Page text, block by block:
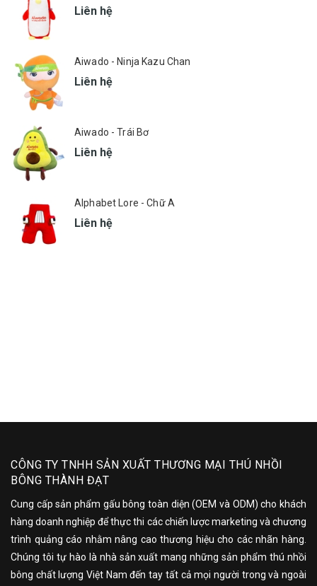
Liên hệ
Aiwado - Ninja Kazu Chan
Liên hệ
Aiwado - Trái Bơ
Liên hệ
Alphabet Lore - Chữ A
Liên hệ
CÔNG TY TNHH SẢN XUẤT THƯƠNG MẠI THÚ NHỒI
BÔNG THÀNH ĐẠT
Cung cấp sản phẩm gấu bông toàn diện (OEM và ODM) cho khách
hàng doanh nghiệp để thực thi các chiến lược marketing và chương
trình quảng cáo nhằm nâng cao thương hiệu cho các nhãn hàng.
Chúng tôi tự hào là nhà sản xuất mang những sản phẩm thú nhồi
bông chất lượng Việt Nam đến tay tất cả mọi người trong và ngoài